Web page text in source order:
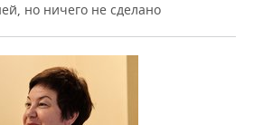
но ничего не сделано